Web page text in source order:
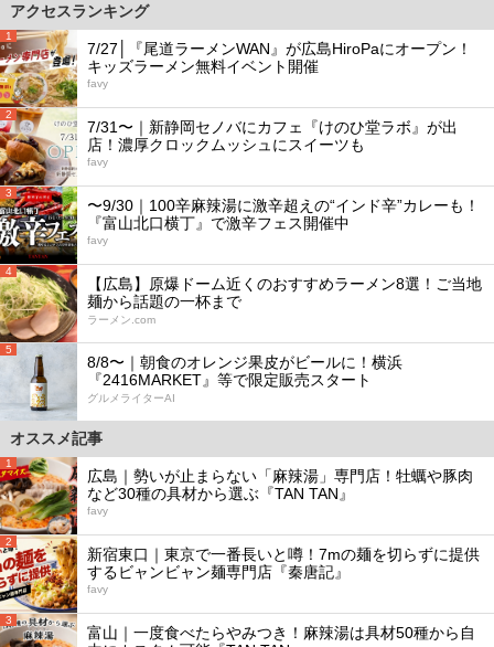
アクセスランキング
1
7/27│『尾道ラーメンWAN』が広島HiroPaにオープン！
キッズラーメン無料イベント開催
favy
2
7/31〜｜新静岡セノバにカフェ『けのひ堂ラボ』が出
店！濃厚クロックムッシュにスイーツも
favy
3
〜9/30｜100辛麻辣湯に激辛超えの“インド辛”カレーも！
『富山北口横丁』で激辛フェス開催中
favy
4
【広島】原爆ドーム近くのおすすめラーメン8選！ご当地
麺から話題の一杯まで
ラーメン.com
5
8/8〜｜朝食のオレンジ果皮がビールに！横浜
『2416MARKET』等で限定販売スタート
グルメライターAI
オススメ記事
1
広島｜勢いが止まらない「麻辣湯」専門店！牡蠣や豚肉
など30種の具材から選ぶ『TAN TAN』
favy
2
新宿東口｜東京で一番長いと噂！7mの麺を切らずに提供
するビャンビャン麺専門店『秦唐記』
favy
3
富山｜一度食べたらやみつき！麻辣湯は具材50種から自